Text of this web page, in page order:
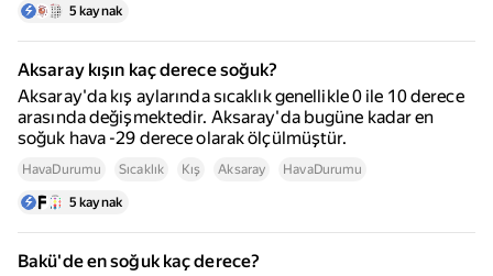
5 kaynak
Aksaray kışın kaç derece soğuk?
Aksaray'da kış aylarında sıcaklık genellikle 0 ile 10 derece
arasında değişmektedir. Aksaray'da bugüne kadar en
soğuk hava -29 derece olarak ölçülmüştür.
HavaDurumu Sıcaklık Kış Aksaray HavaDurumu
5 kaynak
Bakü'de en soğuk kaç derece?